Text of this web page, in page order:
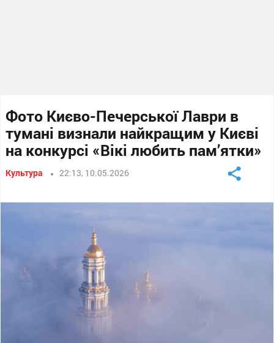
Фото Києво-Печерської Лаври в
тумані визнали найкращим у Києві
на конкурсі «Вікі любить пам’ятки»
Культура 22:13, 10.05.2026